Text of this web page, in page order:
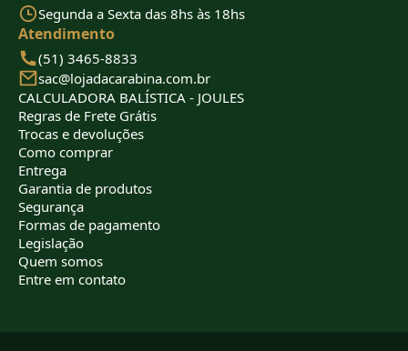
Segunda a Sexta das 8hs às 18hs
Atendimento
(51) 3465-8833
sac@lojadacarabina.com.br
CALCULADORA BALÍSTICA - JOULES
Regras de Frete Grátis
Trocas e devoluções
Como comprar
Entrega
Garantia de produtos
Segurança
Formas de pagamento
Legislação
Quem somos
Entre em contato